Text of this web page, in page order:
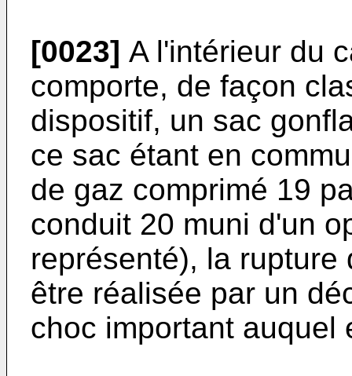
[0023] A l'intérieur du
comporte, de façon
dispositif, un sac
ce sac étant en
de gaz comprimé 19
conduit 20 muni d'un
représenté), la
être réalisée par un
choc important auquel